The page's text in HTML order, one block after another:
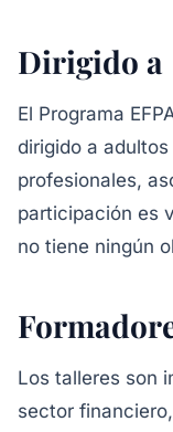
Dirigido a
El Programa
dirigido a
profesionales,
participación es
no tiene ningún
Los talleres son
sector